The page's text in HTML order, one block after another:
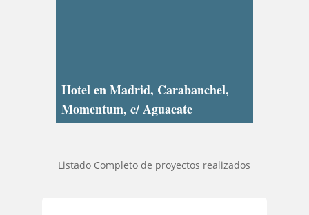
Hotel en Madrid, Carabanchel,
Momentum, c/ Aguacate
Listado Completo de proyectos realizados